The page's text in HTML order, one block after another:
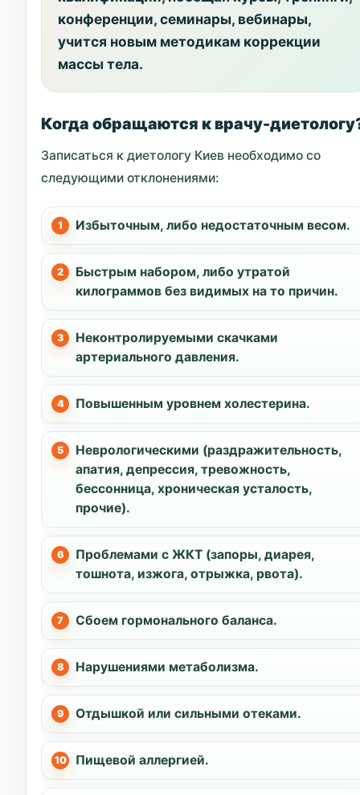
конференции, семинары, вебинары,
учится новым методикам коррекции
массы тела.
Когда обращаются к врачу-
Записаться к диетологу Киев необходимо со
следующими отклонениями:
Избыточным, либо недостаточным весом.
Быстрым набором, либо утратой
килограммов без видимых на то причин.
Неконтролируемыми скачками
артериального давления.
Повышенным уровнем холестерина.
Неврологическими (раздражительность,
апатия, депрессия, тревожность,
бессонница, хроническая усталость,
прочие).
Проблемами с ЖКТ (запоры, диарея,
тошнота, изжога, отрыжка, рвота).
Сбоем гормонального баланса.
Нарушениями метаболизма.
Отдышкой или сильными отеками.
Пищевой аллергией.